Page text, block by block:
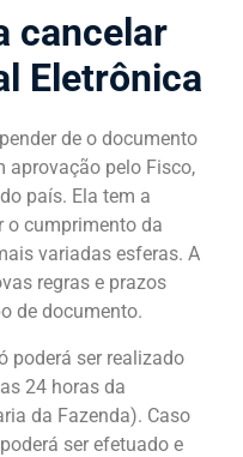
cancelar
Eletrônica
de o documento
aprovação pelo Fisco,
país. Ela tem a
o cumprimento da
variadas esferas. A
regras e prazos
de documento.
poderá ser realizado
24 horas da
da Fazenda). Caso
ser efetuado e